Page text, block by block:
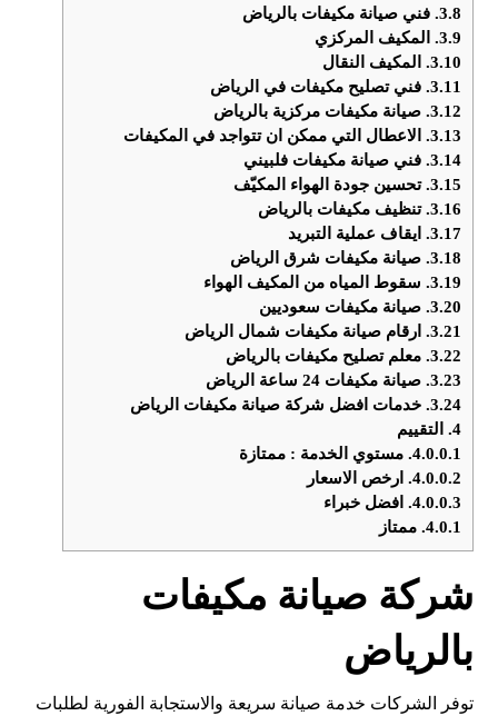
3.8. فني صيانة مكيفات بالرياض
3.9.
المكيف المركزي
3.10.
المكيف النقال
3.11. فني تصليح مكيفات في الرياض
3.12. صيانة مكيفات مركزية بالرياض
3.13.
الاعطال التي ممكن ان تتواجد في المكيفات
3.14. فني صيانة مكيفات فلبيني
3.15. تحسين جودة الهواء المكيّف
3.16. تنظيف مكيفات بالرياض
3.17.
ايقاف عملية التبريد
3.18. صيانة مكيفات شرق الرياض
3.19. سقوط المياه من المكيف الهواء
3.20. صيانة مكيفات سعوديين
3.21.
ارقام صيانة مكيفات شمال الرياض
3.22. معلم تصليح مكيفات بالرياض
3.23. صيانة مكيفات 24 ساعة الرياض
3.24. خدمات افضل شركة صيانة مكيفات الرياض
4.
التقييم
4.0.0.1. مستوي الخدمة : ممتازة
4.0.0.2.
ارخص الاسعار
4.0.0.3.
افضل خبراء
4.0.1. ممتاز
شركة صيانة مكيفات
بالرياض
توفر الشركات خدمة صيانة سريعة والاستجابة الفورية لطلبات